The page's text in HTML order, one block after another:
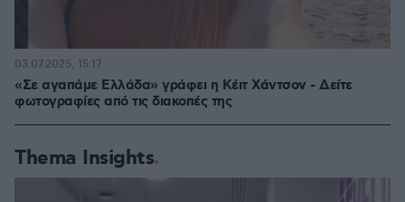
«Σε αγαπάμε Ελλάδα» γράφει η Κέιτ Χάντσον - Δείτε
φωτογραφίες από τις διακοπές της
03.07.2025, 15:17
Thema Insights